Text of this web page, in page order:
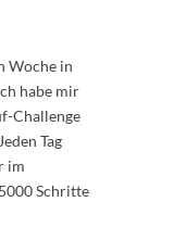
Woche in
habe mir
Challenge
Tag
im
Schritte